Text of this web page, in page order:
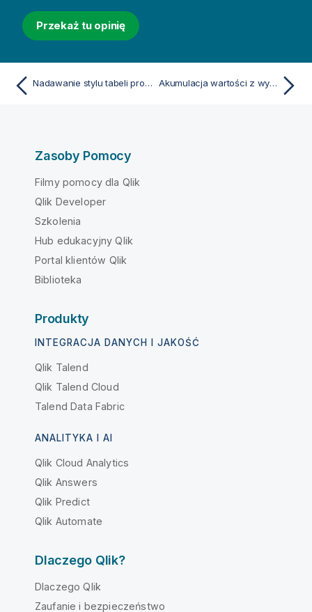
Przekaż tu opinię
Nadawanie stylu tabeli prostej Akumulacja wartości z wymiaru w tabeli prostej
Zasoby Pomocy
Filmy pomocy dla Qlik
Qlik Developer
Szkolenia
Hub edukacyjny Qlik
Portal klientów Qlik
Biblioteka
Produkty
INTEGRACJA DANYCH I JAKOŚĆ
Qlik Talend
Qlik Talend Cloud
Talend Data Fabric
ANALITYKA I AI
Qlik Cloud Analytics
Qlik Answers
Qlik Predict
Qlik Automate
Dlaczego Qlik?
Dlaczego Qlik
Zaufanie i bezpieczeństwo